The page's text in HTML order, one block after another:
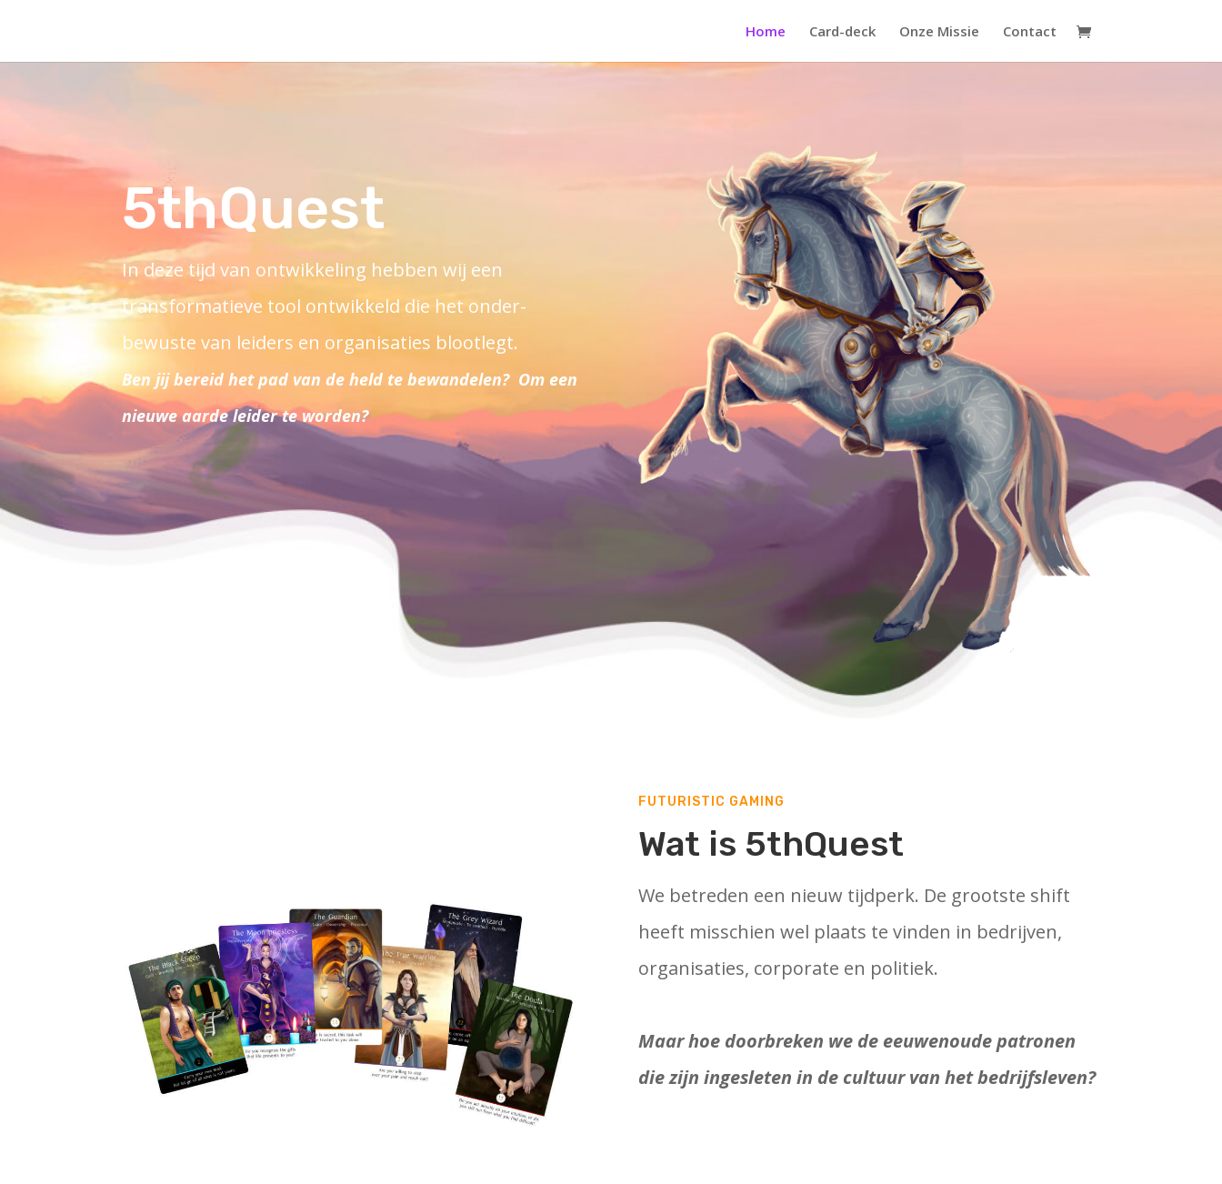
Home Card-deck Onze Missie Contact
5thQuest
In deze tijd van ontwikkeling hebben wij een
transformatieve tool ontwikkeld die het onder-
bewuste van leiders en organisaties blootlegt.
Ben jij bereid het pad van de held te bewandelen? Om een
nieuwe aarde leider te worden?
FUTURISTIC GAMING
Wat is 5thQuest
We betreden een nieuw tijdperk. De grootste shift
heeft misschien wel plaats te vinden in bedrijven,
organisaties, corporate en politiek.
Maar hoe doorbreken we de eeuwenoude patronen
die zijn ingesleten in de cultuur van het bedrijfsleven?